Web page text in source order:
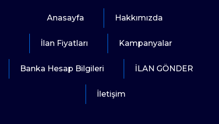
Anasayfa Hakkımızda
İlan Fiyatları Kampanyalar
Banka Hesap Bilgileri İLAN GÖNDER
İletişim